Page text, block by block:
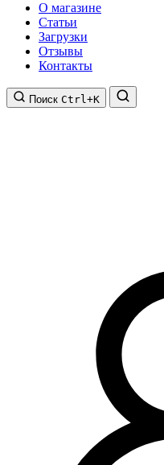
О магазине
Статьи
Загрузки
Отзывы
Контакты
Поиск Ctrl+K